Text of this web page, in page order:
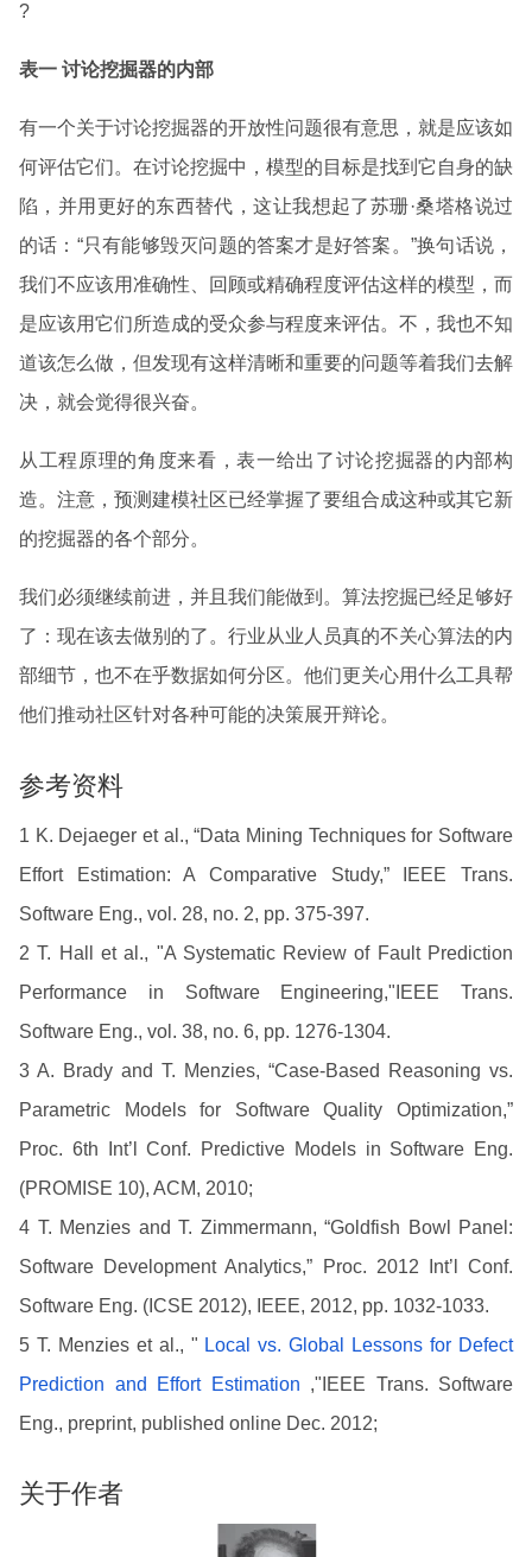
?
表一 讨论挖掘器的内部
有一个关于讨论挖掘器的开放性问题很有意思，就是应该如
何评估它们。在讨论挖掘中，模型的目标是找到它自身的缺
陷，并用更好的东西替代，这让我想起了苏珊·桑塔格说过
的话：“只有能够毁灭问题的答案才是好答案。”换句话说，
我们不应该用准确性、回顾或精确程度评估这样的模型，而
是应该用它们所造成的受众参与程度来评估。不，我也不知
道该怎么做，但发现有这样清晰和重要的问题等着我们去解
决，就会觉得很兴奋。
从工程原理的角度来看，表一给出了讨论挖掘器的内部构
造。注意，预测建模社区已经掌握了要组合成这种或其它新
的挖掘器的各个部分。
我们必须继续前进，并且我们能做到。算法挖掘已经足够好
了：现在该去做别的了。行业从业人员真的不关心算法的内
部细节，也不在乎数据如何分区。他们更关心用什么工具帮
他们推动社区针对各种可能的决策展开辩论。
参考资料
1 K. Dejaeger et al., “Data Mining Techniques for Software
Effort Estimation: A Comparative Study,” IEEE Trans.
Software Eng., vol. 28, no. 2, pp. 375-397.
2 T. Hall et al., "A Systematic Review of Fault Prediction
Performance in Software Engineering,"IEEE Trans.
Software Eng., vol. 38, no. 6, pp. 1276-1304.
3 A. Brady and T. Menzies, “Case-Based Reasoning vs.
Parametric Models for Software Quality Optimization,”
Proc. 6th Int’l Conf. Predictive Models in Software Eng.
(PROMISE 10), ACM, 2010;
4 T. Menzies and T. Zimmermann, “Goldfish Bowl Panel:
Software Development Analytics,” Proc. 2012 Int’l Conf.
Software Eng. (ICSE 2012), IEEE, 2012, pp. 1032-1033.
5 T. Menzies et al., " Local vs. Global Lessons for Defect
Prediction and Effort Estimation ,"IEEE Trans. Software
Eng., preprint, published online Dec. 2012;
关于作者